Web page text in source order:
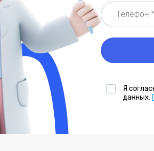
Я
данных.